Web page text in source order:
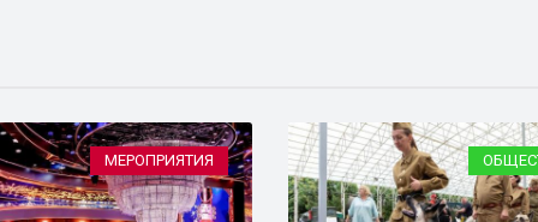
МЕРОПРИЯТИЯ